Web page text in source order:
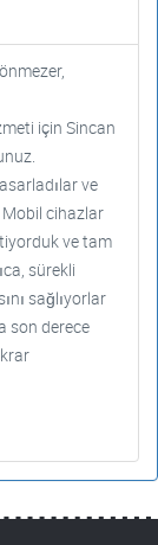
için Sincan
ve
Mobil cihazlar
ve tam
sürekli
sağlıyorlar
son derece